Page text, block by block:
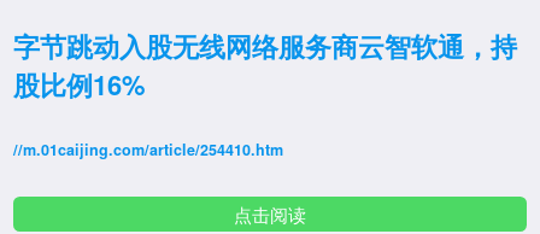
字节跳动入股无线网络服务商云智软通，持
股比例16%
//m.01caijing.com/article/254410.htm
点击阅读